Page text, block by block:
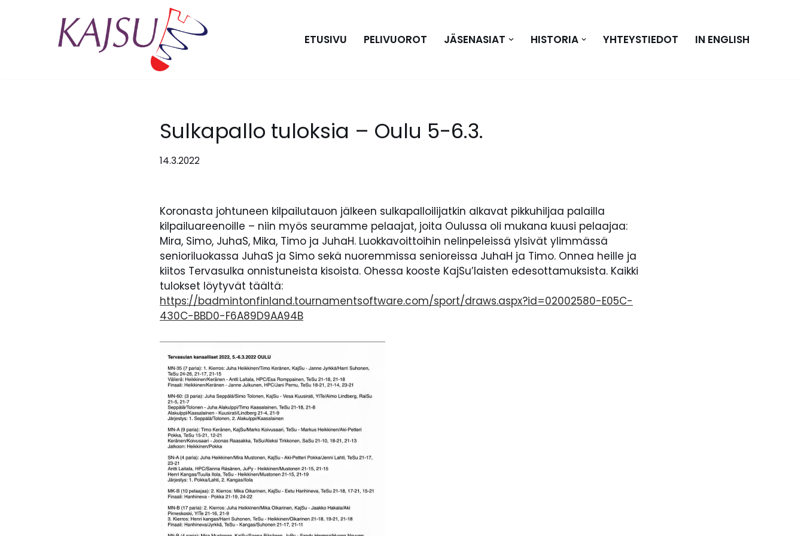
ETUSIVU PELIVUOROT JÄSENASIAT HISTORIA YHTEYSTIEDOT IN ENGLISH
Sulkapallo tuloksia – Oulu 5-6.3.
14.3.2022
Koronasta johtuneen kilpailutauon jälkeen sulkapalloilijatkin alkavat pikkuhiljaa palailla
kilpailuareenoille – niin myös seuramme pelaajat, joita Oulussa oli mukana kuusi pelaajaa:
Mira, Simo, JuhaS, Mika, Timo ja JuhaH. Luokkavoittoihin nelinpeleissä ylsivät ylimmässä
senioriluokassa JuhaS ja Simo sekä nuoremmissa senioreissa JuhaH ja Timo. Onnea heille ja
kiitos Tervasulka onnistuneista kisoista. Ohessa kooste KajSu’laisten edesottamuksista. Kaikki
tulokset löytyvät täältä:
https://badmintonfinland.tournamentsoftware.com/sport/draws.aspx?id=02002580-E05C-
430C-BBD0-F6A89D9AA94B